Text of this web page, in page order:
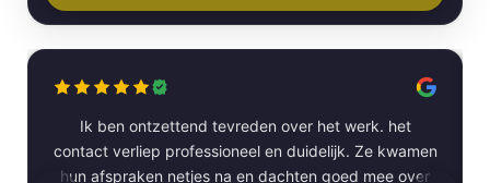
Ik ben ontzettend tevreden over het werk. het
contact verliep professioneel en duidelijk. Ze kwamen
hun afspraken netjes na en dachten goed mee over